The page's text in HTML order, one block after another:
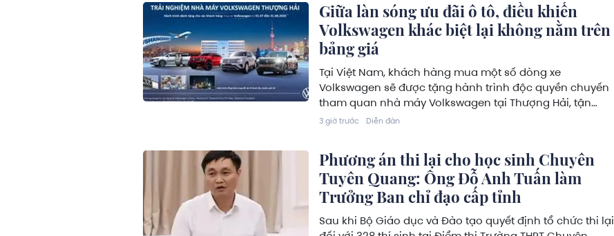
Giữa làn sóng ưu đãi ô tô, điều khiến
Volkswagen khác biệt lại không nằm trên
bảng giá
Tại Việt Nam, khách hàng mua một số dòng xe
Volkswagen sẽ được tặng hành trình độc quyền chuyến
tham quan nhà máy Volkswagen tại Thượng Hải, tận
mắt chứng kiến quy trình để một chiếc xe được hình
thống đại lý.
3 giờ trước Diễn đàn
Phương án thi lại cho học sinh Chuyên
Tuyên Quang: Ông Đỗ Anh Tuấn làm
Trưởng Ban chỉ đạo cấp tỉnh
Sau khi Bộ Giáo dục và Đào tạo quyết định tổ chức thi lại